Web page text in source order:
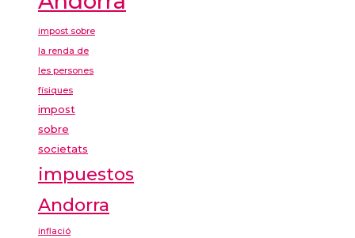
impost sobre
la renda de
les persones
físiques
impost
sobre
societats
impuestos
Andorra
inflació